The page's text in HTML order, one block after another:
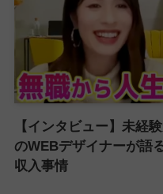
【インタビュー】未経
のWEBデザイナーが語
収入事情